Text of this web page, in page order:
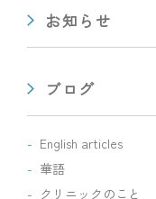
お知らせ
ブログ
English articles
華語
クリニックのこと